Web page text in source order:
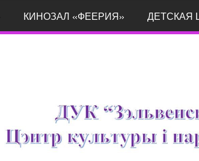
КИНОЗАЛ «ФЕЕРИЯ» ДЕТСКАЯ